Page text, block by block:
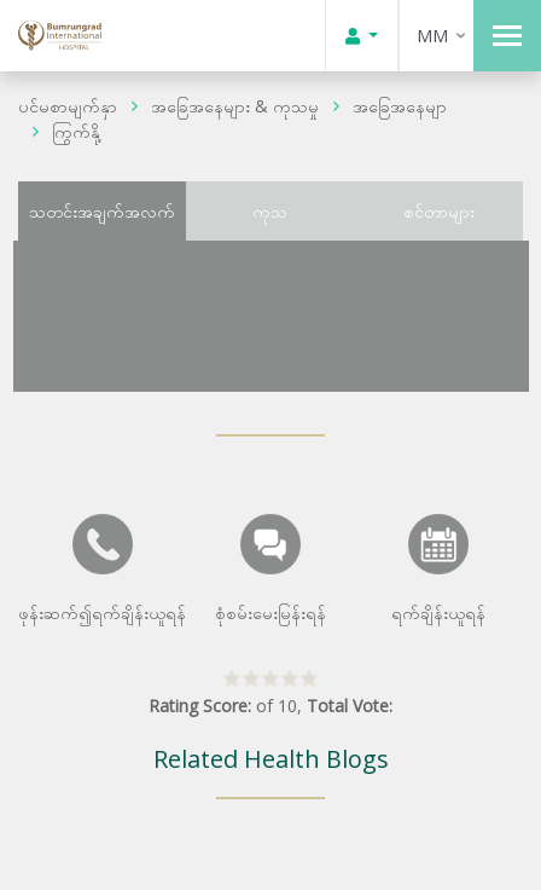
MM
ပင်မစာမျက်နှာ အခြေအနေများ & ကုသမှု
အခြေအနေမျာ
ကြွက်နို့
သတင်းအချက်အလက် ကုသ စင်တာများ
ဖုန်းဆက်၍ရက်ချိန်းယူရန် စုံစမ်းမေးမြန်းရန် ရက်ချိန်းယူရန်
Rating Score: of 10, Total Vote:
Related Health Blogs